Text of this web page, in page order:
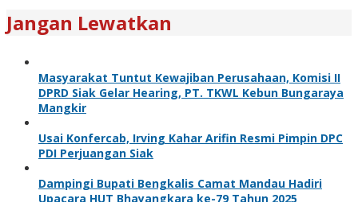
Jangan Lewatkan
Masyarakat Tuntut Kewajiban Perusahaan, Komisi II
DPRD Siak Gelar Hearing, PT. TKWL Kebun Bungaraya
Mangkir
Usai Konfercab, Irving Kahar Arifin Resmi Pimpin DPC
PDI Perjuangan Siak
Dampingi Bupati Bengkalis Camat Mandau Hadiri
Upacara HUT Bhayangkara ke-79 Tahun 2025